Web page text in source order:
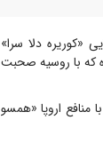
«کوریره دلا سرا»
که با روسیه صحبت
منافع اروپا «همسو